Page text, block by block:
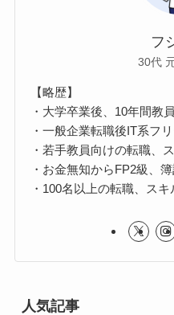
フ
30代
【略歴】
・大学卒業後、10年間教
・一般企業転職後IT系フ
・若手教員向けの転職、
・お金無知からFP2級、
・100名以上の転職、ス
人気記事